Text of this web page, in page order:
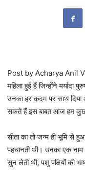
Post by Acharya Anil
महिला हुई हैं जिन्होंने मर्यादा
उनका हर कदम पर साथ
सकते हैं इस बाबत आज हम कुछ
सीता का तो जन्म ही भूमि से
पहचानती थी। उनका एक नाम
सुन लेती थी, पशु पक्षियों की